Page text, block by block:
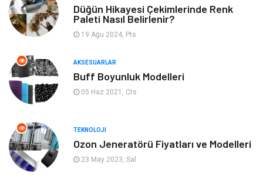
Gençlik & Eğlence Keyif & Hobi
Aksesuarlar
Mobilya
Gayrimenkul
Ev İşleri
Astroloji
Düğün Hikayesi Çekimlerinde Renk
Paleti Nasıl Belirlenir?
19 Ağu 2024, Pts
AKSESUARLAR
Buff Boyunluk Modelleri
05 Haz 2021, Cts
TEKNOLOJI
Ozon Jeneratörü Fiyatları ve Modelleri
23 May 2023, Sal